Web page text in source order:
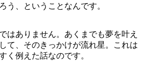
う、ということなんです。
はありません。あくまでも夢を叶え
て、そのきっかけが流れ星。これは
く例えた話なのです。